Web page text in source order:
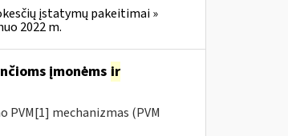
įstatymų pakeitimai »
2022 m.
įmonėms ir
mechanizmas (PVM